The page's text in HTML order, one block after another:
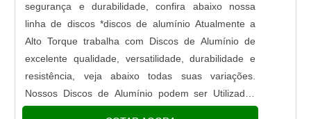
segurança e durabilidade, confira abaixo nossa
linha de discos *discos de alumínio Atualmente a
Alto Torque trabalha com Discos de Alumínio de
excelente qualidade, versatilidade, durabilidade e
resistência, veja abaixo todas suas variações.
Nossos Discos de Alumínio podem ser Utilizados